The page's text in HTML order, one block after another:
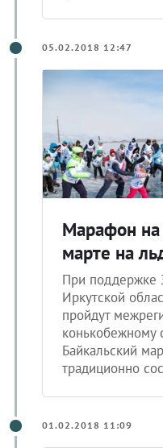
05.02.2018 12:47
Марафон на
марте на
При поддержке
Иркутской
пройдут
конькобежному
Байкальский
традиционно
01.02.2018 11:09